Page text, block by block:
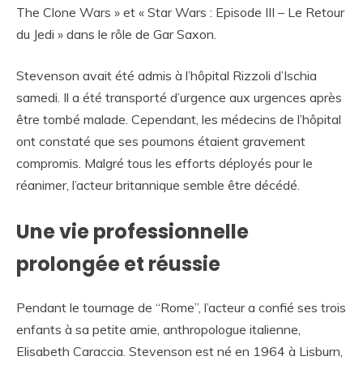
The Clone Wars » et « Star Wars : Episode III – Le Retour
du Jedi » dans le rôle de Gar Saxon.
Stevenson avait été admis à l’hôpital Rizzoli d’Ischia
samedi. Il a été transporté d’urgence aux urgences après
être tombé malade. Cependant, les médecins de l’hôpital
ont constaté que ses poumons étaient gravement
compromis. Malgré tous les efforts déployés pour le
réanimer, l’acteur britannique semble être décédé.
Une vie professionnelle
prolongée et réussie
Pendant le tournage de “Rome”, l’acteur a confié ses trois
enfants à sa petite amie, anthropologue italienne,
Elisabeth Caraccia. Stevenson est né en 1964 à Lisburn,